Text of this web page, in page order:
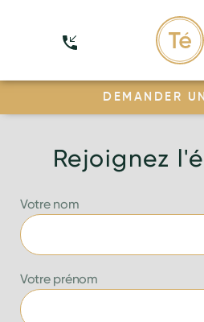
DEMANDER
Rejoignez
Votre nom
Votre prénom